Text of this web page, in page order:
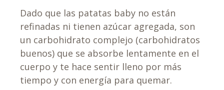
Dado que las patatas baby no están
refinadas ni tienen azúcar agregada, son
un carbohidrato complejo (carbohidratos
buenos) que se absorbe lentamente en el
cuerpo y te hace sentir lleno por más
tiempo y con energía para quemar.